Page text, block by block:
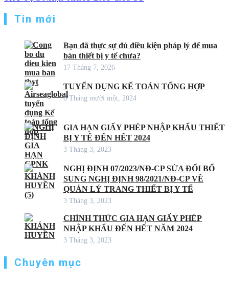
Tin mới
Bạn đã thực sự đủ điều kiện pháp lý để mua
bán thiết bị y tế chưa?
17 Tháng 7, 2026
TUYỂN DỤNG KẾ TOÁN TỔNG HỢP
6 Tháng mười một, 2024
GIA HẠN GIẤY PHÉP NHẬP KHẨU THIẾT
BỊ Y TẾ ĐẾN HẾT 2024
3 Tháng 3, 2023
NGHỊ ĐỊNH 07/2023/NĐ-CP SỬA ĐỔI BỔ
SUNG NGHỊ ĐỊNH 98/2021/NĐ-CP VỀ
QUẢN LÝ TRANG THIẾT BỊ Y TẾ
3 Tháng 3, 2023
CHÍNH THỨC GIA HẠN GIẤY PHÉP
NHẬP KHẨU ĐẾN HẾT NĂM 2024
3 Tháng 3, 2023
Chuyên mục